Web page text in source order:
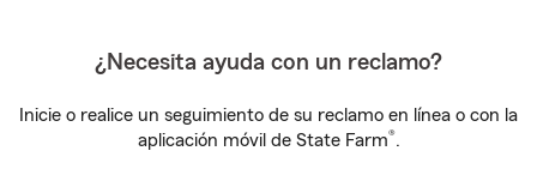
¿Necesita ayuda con un reclamo?
Inicie o realice un seguimiento de su reclamo en línea o con la
aplicación móvil de State Farm®.